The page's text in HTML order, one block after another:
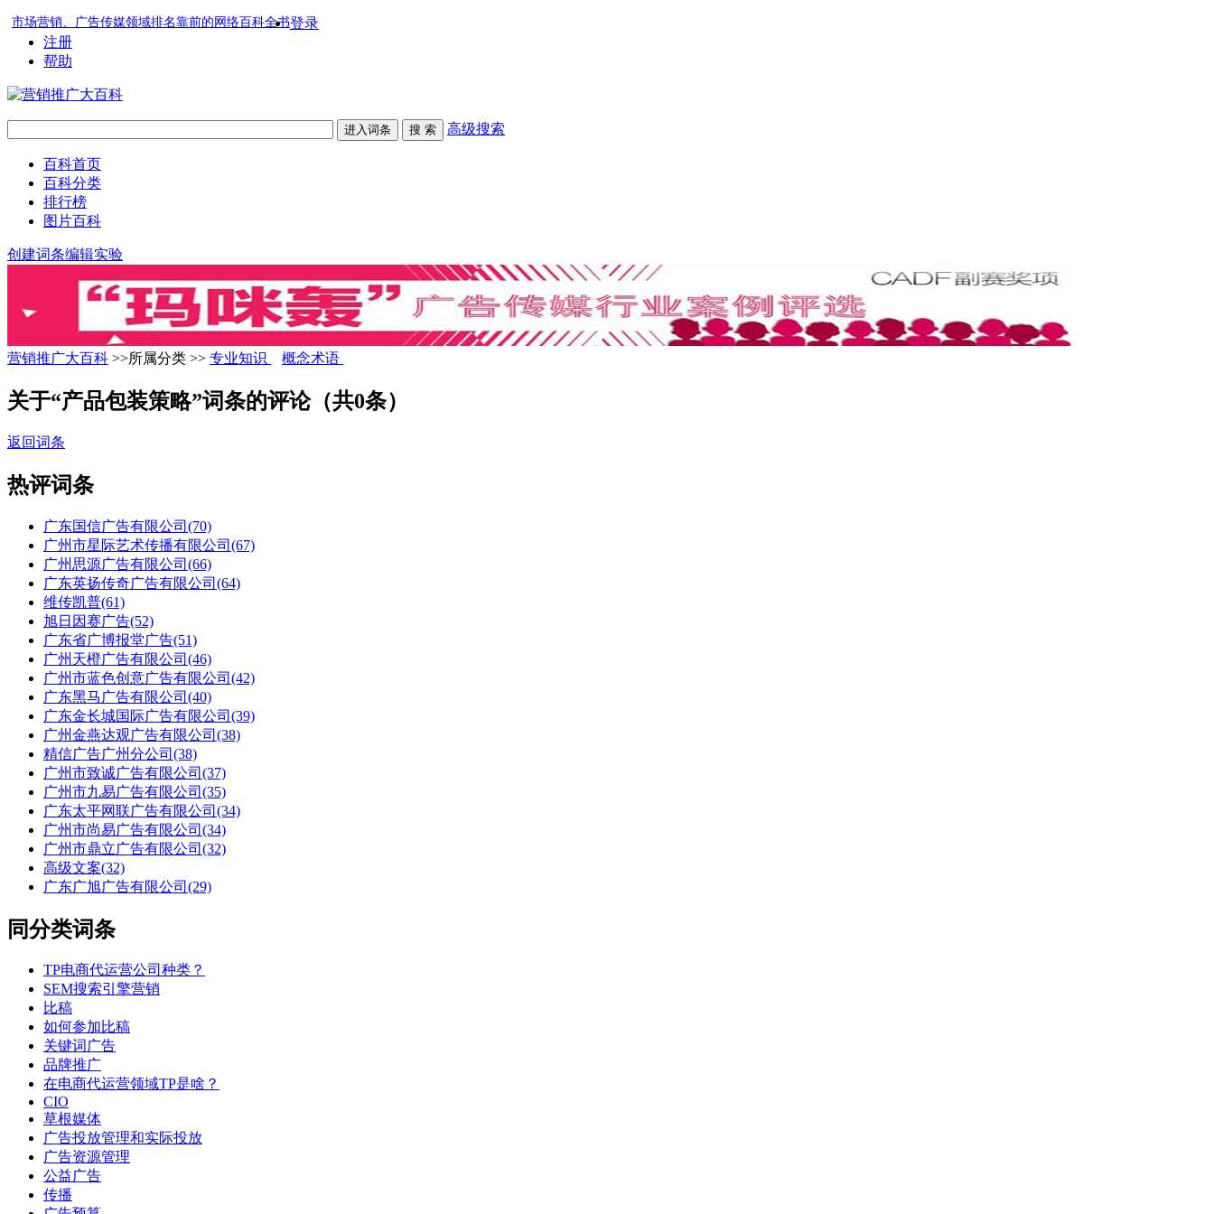
市场营销、广告传媒领域排名靠前的网络百科全书登录
注册
帮助
高级搜索
百科首页
百科分类
排行榜
图片百科
创建词条编辑实验
营销推广大百科 >>所属分类 >> 专业知识 概念术语
关于“产品包装策略”词条的评论（共0条）
返回词条
热评词条
广东国信广告有限公司(70)
广州市星际艺术传播有限公司(67)
广州思源广告有限公司(66)
广东英扬传奇广告有限公司(64)
维传凯普(61)
旭日因赛广告(52)
广东省广博报堂广告(51)
广州天橙广告有限公司(46)
广州市蓝色创意广告有限公司(42)
广东黑马广告有限公司(40)
广东金长城国际广告有限公司(39)
广州金燕达观广告有限公司(38)
精信广告广州分公司(38)
广州市致诚广告有限公司(37)
广州市九易广告有限公司(35)
广东太平网联广告有限公司(34)
广州市尚易广告有限公司(34)
广州市鼎立广告有限公司(32)
高级文案(32)
广东广旭广告有限公司(29)
同分类词条
TP电商代运营公司种类？
SEM搜索引擎营销
比稿
如何参加比稿
关键词广告
品牌推广
在电商代运营领域TP是啥？
CIO
草根媒体
广告投放管理和实际投放
广告资源管理
公益广告
传播